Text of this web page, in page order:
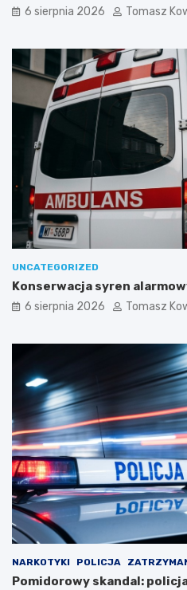
6 sierpnia 2026 Tomasz
UNCATEGORIZED
Konserwacja syren
6 sierpnia 2026 Tomasz
NARKOTYKI POLICJA
Pomidorowy skandal: